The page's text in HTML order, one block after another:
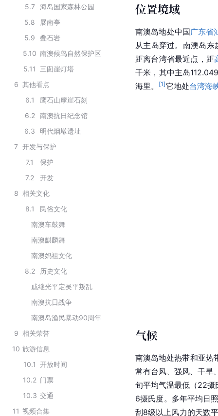
5.7
海岛国家森林公园
5.8
展南亭
5.9
叠石岩
5.10 南澳候鸟自然保护区
5.11
三囱崖灯塔
6 其他看点
6.1
鹰石山摩崖石刻
6.2
南澳抗日纪念馆
6.3
明代烟墩遗址
7 开发与保护
7.1
保护
7.2
开发
8 相关文化
8.1
民俗文化
南澳车鼓舞
南澳麒麟舞
南澳妈祖文化
8.2
历史文化
戚继光平定吴平叛乱
南澳抗日战争
南澳岛渔民暴动90周年
9 相关荣誉
10 旅游信息
10.1 开放时间
10.2 门票
10.3 交通
11 视频合集
位置境域
南澳岛地处中国广东省
从主岛穿过。南澳岛
距离台湾省最近点，距
千米，其中主岛
海里。
[1]它地处台湾海
气候
南澳岛地处热带和亚热
常有台风、强风、干旱
旬平均气温最低（22
6摄氏度。多年平均日
刮8级以上风力的天数